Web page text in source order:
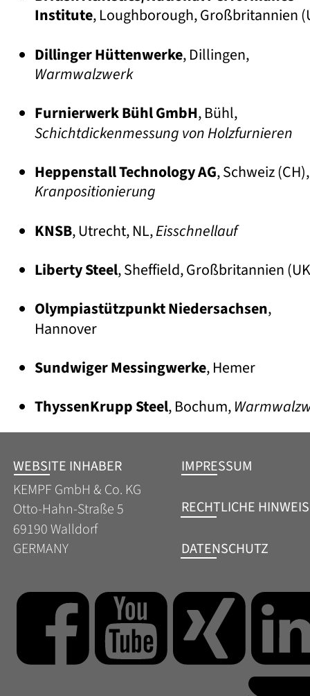
Institute, Loughborough, Großbritannien
• Dillinger Hüttenwerke, Dillingen,
Warmwalzwerk
• Furnierwerk Bühl GmbH, Bühl,
Schichtdickenmessung von Holzfurnieren
• Heppenstall Technology AG, Schweiz
Kranpositionierung
• KNSB, Utrecht, NL, Eisschnellauf
• Liberty Steel, Sheffield, Großbritannien
• Olympiastützpunkt Niedersachsen,
Hannover
• Sundwiger Messingwerke, Hemer
• ThyssenKrupp Steel, Bochum,
WEBSITE INHABER
KEMPF GmbH & Co. KG
Otto-Hahn-Straße 5
69190 Walldorf
GERMANY
IMPRESSUM
RECHTLICHE
DATENSCHUTZ